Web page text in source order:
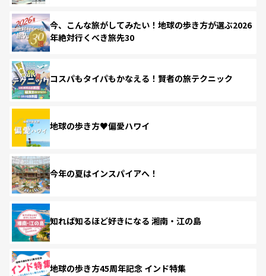
今、こんな旅がしてみたい！地球の歩き方が選ぶ2026
年絶対行くべき旅先30
コスパもタイパもかなえる！賢者の旅テクニック
地球の歩き方♥偏愛ハワイ
今年の夏はインスパイアへ！
知れば知るほど好きになる 湘南・江の島
地球の歩き方45周年記念 インド特集